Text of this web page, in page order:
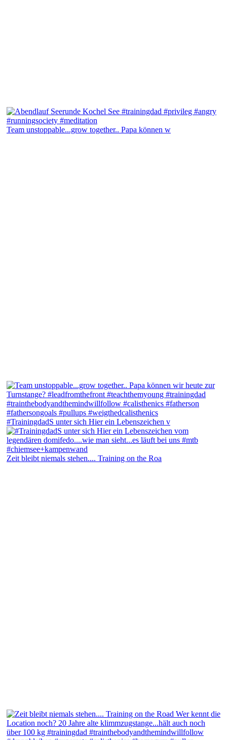
Team unstoppable...grow together.. Papa können w
#TrainingdadS unter sich Hier ein Lebenszeichen v
Zeit bleibt niemals stehen.... Training on the Roa